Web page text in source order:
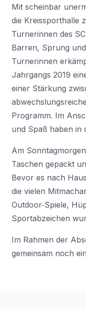
Mit scheinbar
die Kreissporthalle
Turnerinnen des
Barren, Sprung
Turnerinnen
Jahrgangs 2019
einer Stärkung
Programm. Im
und Spaß haben in
Am
Taschen gepackt
Bevor es nach
die vielen
Outdoor‑Spiele,
Sportabzeichen
Im Rahmen der
gemeinsam noch